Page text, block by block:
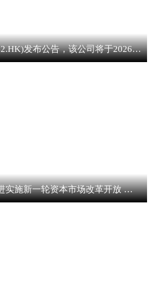
视焦点讯！港通控股(00032.HK)发布公告，该公司将于2026年7月13日派发第一季度中期股息每股0.06港元
赵国富：证监会将全面推进实施新一轮资本市场改革开放 进一步发挥科创板改革“试验田”作用